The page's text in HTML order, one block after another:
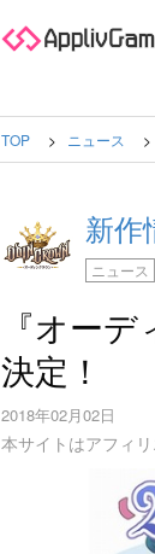
TOP ニュース
新作
ニュース
『オー
決定！
2018年02月02日
本サイトはアフィリ